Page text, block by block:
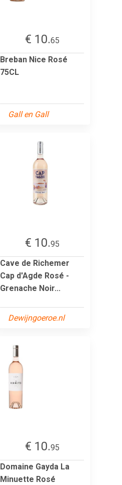
€ 10.65
Breban Nice Rosé
75CL
Gall en Gall
€ 10.95
Cave de Richemer
Cap d'Agde Rosé -
Grenache Noir...
Dewijngoeroe.nl
€ 10.95
Domaine Gayda La
Minuette Rosé